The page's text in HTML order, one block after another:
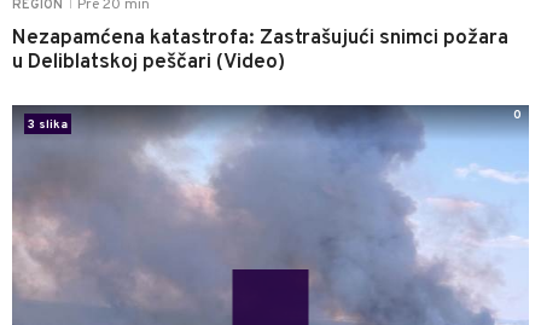
REGION Pre 20 min
Nezapamćena katastrofa: Zastrašujući snimci požara
u Deliblatskoj peščari (Video)
3 slika
0